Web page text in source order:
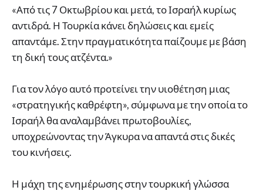
«Από τις 7 Οκτωβρίου και μετά, το Ισραήλ κυρίως
αντιδρά. Η Τουρκία κάνει δηλώσεις και εμείς
απαντάμε. Στην πραγματικότητα παίζουμε με βάση
τη δική τους ατζέντα.»
Για τον λόγο αυτό προτείνει την υιοθέτηση μιας
«στρατηγικής καθρέφτη», σύμφωνα με την οποία το
Ισραήλ θα αναλαμβάνει πρωτοβουλίες,
υποχρεώνοντας την Άγκυρα να απαντά στις δικές
του κινήσεις.
Η μάχη της ενημέρωσης στην τουρκική γλώσσα